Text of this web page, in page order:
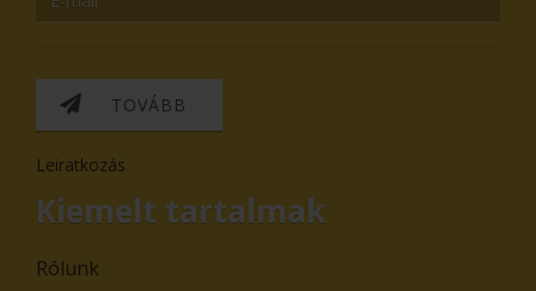
TOVÁBB
Leiratkozás
Kiemelt tartalmak
Rólunk